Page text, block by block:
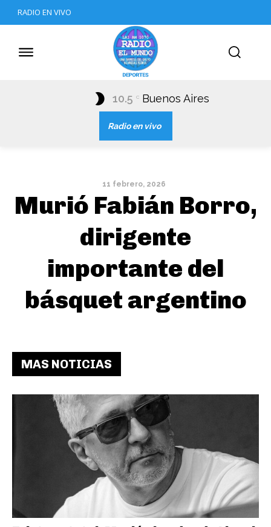
RADIO EN VIVO
10.5 C Buenos Aires
Radio en vivo
11 febrero, 2026
Murió Fabián Borro,
dirigente
importante del
básquet argentino
MAS NOTICIAS